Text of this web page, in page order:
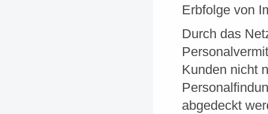
Erbfolge von
Durch das
Kunden nicht
abgedeckt